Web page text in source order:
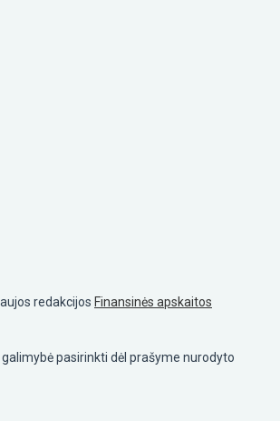
redakcijos Finansinės apskaitos
pasirinkti dėl prašyme nurodyto